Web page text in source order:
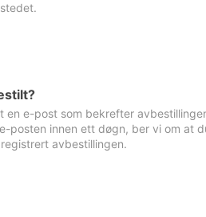
e-post som bekrefter
posten innen ett døgn, ber vi om at
avbestillingen.